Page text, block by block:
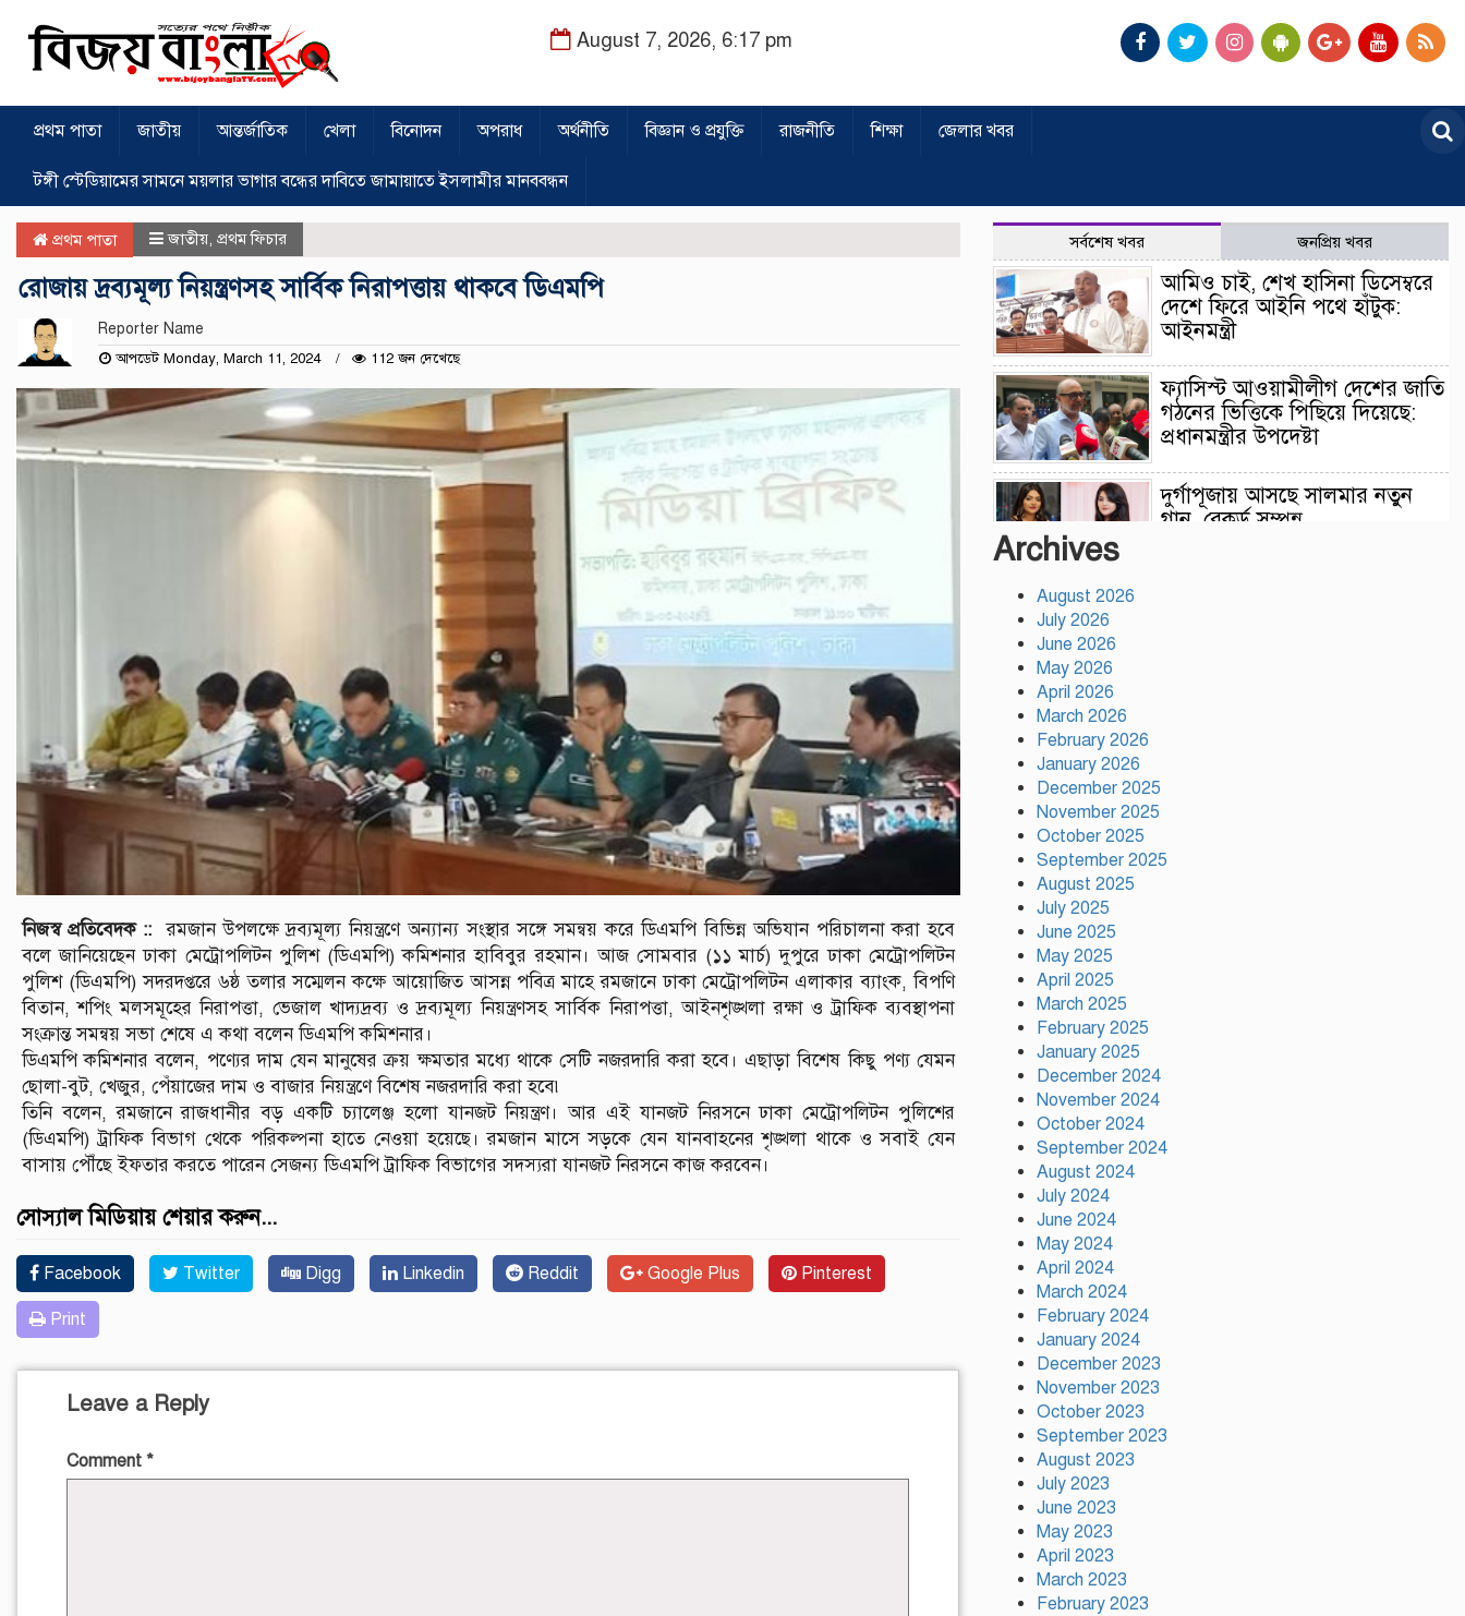
August 7, 2026, 6:17 pm
প্রথম পাতা জাতীয় আন্তর্জাতিক খেলা বিনোদন অপরাধ অর্থনীতি বিজ্ঞান ও প্রযুক্তি রাজনীতি শিক্ষা জেলার খবর
টঙ্গী স্টেডিয়ামের সামনে ময়লার ভাগার বন্ধের দাবিতে জামায়াতে ইসলামীর মানববন্ধন
প্রথম পাতা জাতীয় প্রথম ফিচার
রোজায় দ্রব্যমূল্য নিয়ন্ত্রণসহ সার্বিক নিরাপত্তায় থাকবে ডিএমপি
Reporter Name
আপডেট Monday, March 11, 2024 112 জন দেখেছে
নিজস্ব প্রতিবেদক :: রমজান উপলক্ষে দ্রব্যমূল্য নিয়ন্ত্রণে অন্যান্য সংস্থার সঙ্গে সমন্বয় করে ডিএমপি বিভিন্ন অভিযান পরিচালনা করা হবে
বলে জানিয়েছেন ঢাকা মেট্রোপলিটন পুলিশ (ডিএমপি) কমিশনার হাবিবুর রহমান। আজ সোমবার (১১ মার্চ) দুপুরে ঢাকা মেট্রোপলিটন
পুলিশ (ডিএমপি) সদরদপ্তরে ৬ষ্ঠ তলার সম্মেলন কক্ষে আয়োজিত আসন্ন পবিত্র মাহে রমজানে ঢাকা মেট্রোপলিটন এলাকার ব্যাংক, বিপণি
বিতান, শপিং মলসমূহের নিরাপত্তা, ভেজাল খাদ্যদ্রব্য ও দ্রব্যমূল্য নিয়ন্ত্রণসহ সার্বিক নিরাপত্তা, আইনশৃঙ্খলা রক্ষা ও ট্রাফিক ব্যবস্থাপনা
সংক্রান্ত সমন্বয় সভা শেষে এ কথা বলেন ডিএমপি কমিশনার।
ডিএমপি কমিশনার বলেন, পণ্যের দাম যেন মানুষের ক্রয় ক্ষমতার মধ্যে থাকে সেটি নজরদারি করা হবে। এছাড়া বিশেষ কিছু পণ্য যেমন
ছোলা-বুট, খেজুর, পেঁয়াজের দাম ও বাজার নিয়ন্ত্রণে বিশেষ নজরদারি করা হবে৷
তিনি বলেন, রমজানে রাজধানীর বড় একটি চ্যালেঞ্জ হলো যানজট নিয়ন্ত্রণ। আর এই যানজট নিরসনে ঢাকা মেট্রোপলিটন পুলিশের
(ডিএমপি) ট্রাফিক বিভাগ থেকে পরিকল্পনা হাতে নেওয়া হয়েছে। রমজান মাসে সড়কে যেন যানবাহনের শৃঙ্খলা থাকে ও সবাই যেন
বাসায় পৌঁছে ইফতার করতে পারেন সেজন্য ডিএমপি ট্রাফিক বিভাগের সদস্যরা যানজট নিরসনে কাজ করবেন।
সোস্যাল মিডিয়ায় শেয়ার করুন...
Facebook Twitter Digg Linkedin Reddit Google Plus Pinterest
Print
Leave a Reply
Comment *
সর্বশেষ খবর জনপ্রিয় খবর
আমিও চাই, শেখ হাসিনা ডিসেম্বরে
দেশে ফিরে আইনি পথে হাঁটুক:
আইনমন্ত্রী
ফ্যাসিস্ট আওয়ামীলীগ দেশের জাতি
গঠনের ভিত্তিকে পিছিয়ে দিয়েছে:
প্রধানমন্ত্রীর উপদেষ্টা
দুর্গাপূজায় আসছে সালমার নতুন
গান, রেকর্ড সম্পন্ন
অফিসার (ইউএনও) গফরগাঁও,
ময়মনসিংহ সভাপতি ও ডাঃ মোঃ মফিজুল ইসলাম (সুমন)
মোতাওয়াল্লী/সেক্রেটারী
Archives
August 2026
July 2026
June 2026
May 2026
April 2026
March 2026
February 2026
January 2026
December 2025
November 2025
October 2025
September 2025
August 2025
July 2025
June 2025
May 2025
April 2025
March 2025
February 2025
January 2025
December 2024
November 2024
October 2024
September 2024
August 2024
July 2024
June 2024
May 2024
April 2024
March 2024
February 2024
January 2024
December 2023
November 2023
October 2023
September 2023
August 2023
July 2023
June 2023
May 2023
April 2023
March 2023
February 2023